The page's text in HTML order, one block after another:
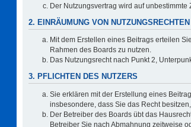
Der Nutzungsvertrag wird auf
2. EINRÄUMUNG VON NUTZUNGSRECHTEN
Mit dem Erstellen eines Beitrags erteilen
Rahmen des Boards zu nutzen.
Das Nutzungsrecht nach Punkt 2,
3. PFLICHTEN DES NUTZERS
Sie erklären mit der Erstellung eines
insbesondere, dass Sie das Recht
Der Betreiber des Boards übt das
Betreiber Sie nach Abmahnung zeitweise